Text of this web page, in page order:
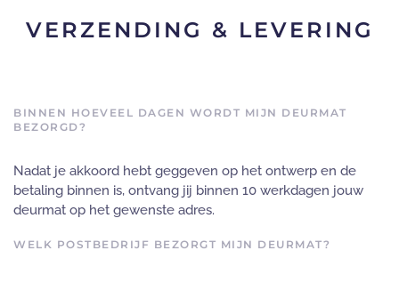
VERZENDING & LEVERING
BINNEN HOEVEEL DAGEN WORDT MIJN DEURMAT
BEZORGD?
Nadat je akkoord hebt geggeven op het ontwerp en de
betaling binnen is, ontvang jij binnen 10 werkdagen jouw
deurmat op het gewenste adres.
WELK POSTBEDRIJF BEZORGT MIJN DEURMAT?